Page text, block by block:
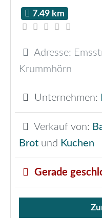
7.49 km
Adresse:
Krummhörn
Unternehmen:
Verkauf von:
Brot und Kuchen
Gerade
Verkauf von